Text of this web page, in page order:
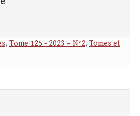
, Tome 125 - 2023 – N°2, Tomes et